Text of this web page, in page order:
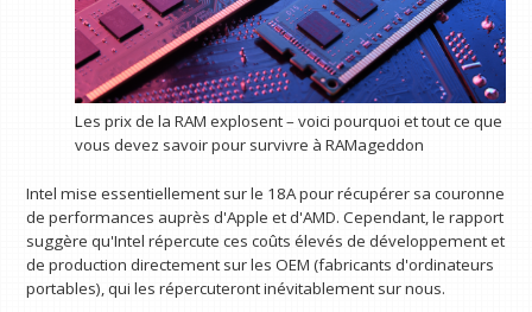
Les prix de la RAM explosent – ​​voici pourquoi et tout ce que
vous devez savoir pour survivre à RAMageddon
Intel mise essentiellement sur le 18A pour récupérer sa couronne
de performances auprès d'Apple et d'AMD. Cependant, le rapport
suggère qu'Intel répercute ces coûts élevés de développement et
de production directement sur les OEM (fabricants d'ordinateurs
portables), qui les répercuteront inévitablement sur nous.